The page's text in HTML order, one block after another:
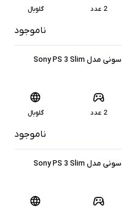
2 عدد گلوبال
ناموجود
کنسول بازی استوک سونی مدل Sony PS 3 Slim
2 عدد گلوبال
ناموجود
کنسول بازی استوک سونی مدل Sony PS 3 Slim